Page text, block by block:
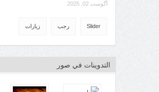
آگوست 02, 2025
Slider رجب زيارات
التدوينات في صور